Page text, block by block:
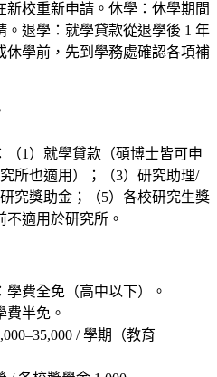
校重新申請。休學：休學期間
退學：就學貸款從退學後 1 年
休學前，先到學務處確認各項補
1）就學貸款（碩博士皆可申
所也適用）；（3）研究助理/
究獎助金；（5）各校研究生獎
適用於研究所。
學費全免（高中以下）。
費半免。
/ 學期（教育